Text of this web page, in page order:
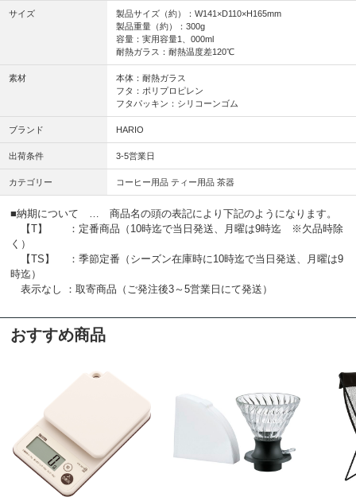
サイズ
製品サイズ（約）：W141×D110×H165mm
製品重量（約）：300g
容量：実用容量1、000ml
耐熱ガラス：耐熱温度差120℃
素材
本体：耐熱ガラス
フタ：ポリプロピレン
フタパッキン：シリコーンゴム
ブランド HARIO
出荷条件 3-5営業日
カテゴリー コーヒー用品 ティー用品 茶器
■納期について … 商品名の頭の表記により下記のようになります。
【T】 ：定番商品（10時迄で当日発送、月曜は9時迄 ※欠品時除
く）
【TS】 ：季節定番（シーズン在庫時に10時迄で当日発送、月曜は9
時迄）
表示なし ：取寄商品（ご発注後3～5営業日にて発送）
おすすめ商品